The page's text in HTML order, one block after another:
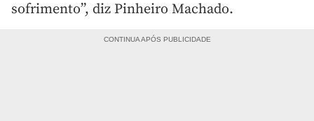
sofrimento”, diz Pinheiro Machado.